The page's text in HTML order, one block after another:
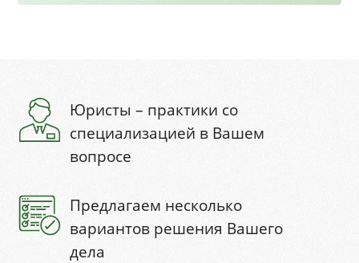
Юристы – практики со
специализацией в Вашем
вопросе
Предлагаем несколько
вариантов решения Вашего
дела